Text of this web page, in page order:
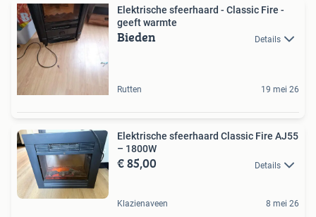
Elektrische sfeerhaard - Classic Fire -
geeft warmte
Bieden Details
Rutten 19 mei 26
Elektrische sfeerhaard Classic Fire AJ55
– 1800W
€ 85,00 Details
Klazienaveen 8 mei 26